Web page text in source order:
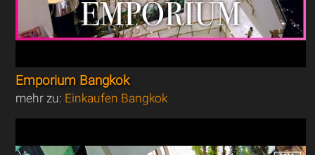
Emporium Bangkok
mehr zu: Einkaufen Bangkok